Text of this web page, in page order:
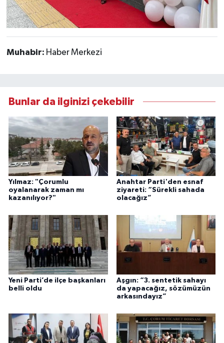
Muhabir: Haber Merkezi
Bunlar da ilginizi çekebilir
Yılmaz: "Çorumlu
oyalanarak zaman mı
kazanılıyor?"
Anahtar Parti'den esnaf
ziyareti: “Sürekli sahada
olacağız”
Yeni Parti’de ilçe başkanları
belli oldu
Aşgın: “3. sentetik sahayı
da yapacağız, sözümüzün
arkasındayız”